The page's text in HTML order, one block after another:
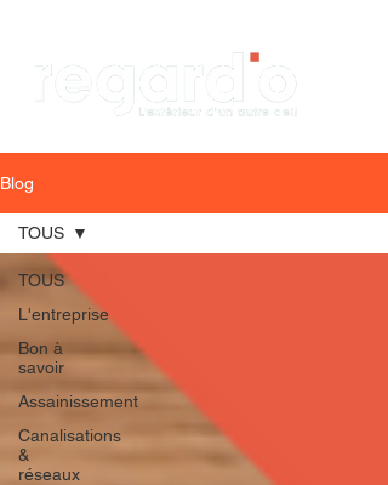
Blog
TOUS
L'entreprise
Bon à
savoir
Assainissement
Canalisations
&
réseaux
TOUS